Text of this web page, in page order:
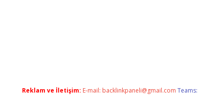
Reklam ve İletişim: E-mail: backlinkpaneli@gmail.com Teams: